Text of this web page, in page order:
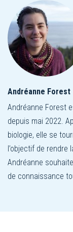
Andréanne Forest
Andréanne Forest
depuis mai 2022.
biologie, elle se
l’objectif de
Andréanne
de connaissance